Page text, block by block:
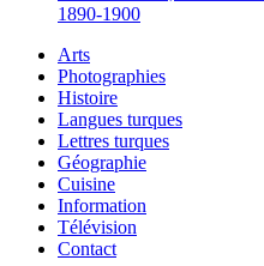
1890-1900
Arts
Photographies
Histoire
Langues turques
Lettres turques
Géographie
Cuisine
Information
Télévision
Contact